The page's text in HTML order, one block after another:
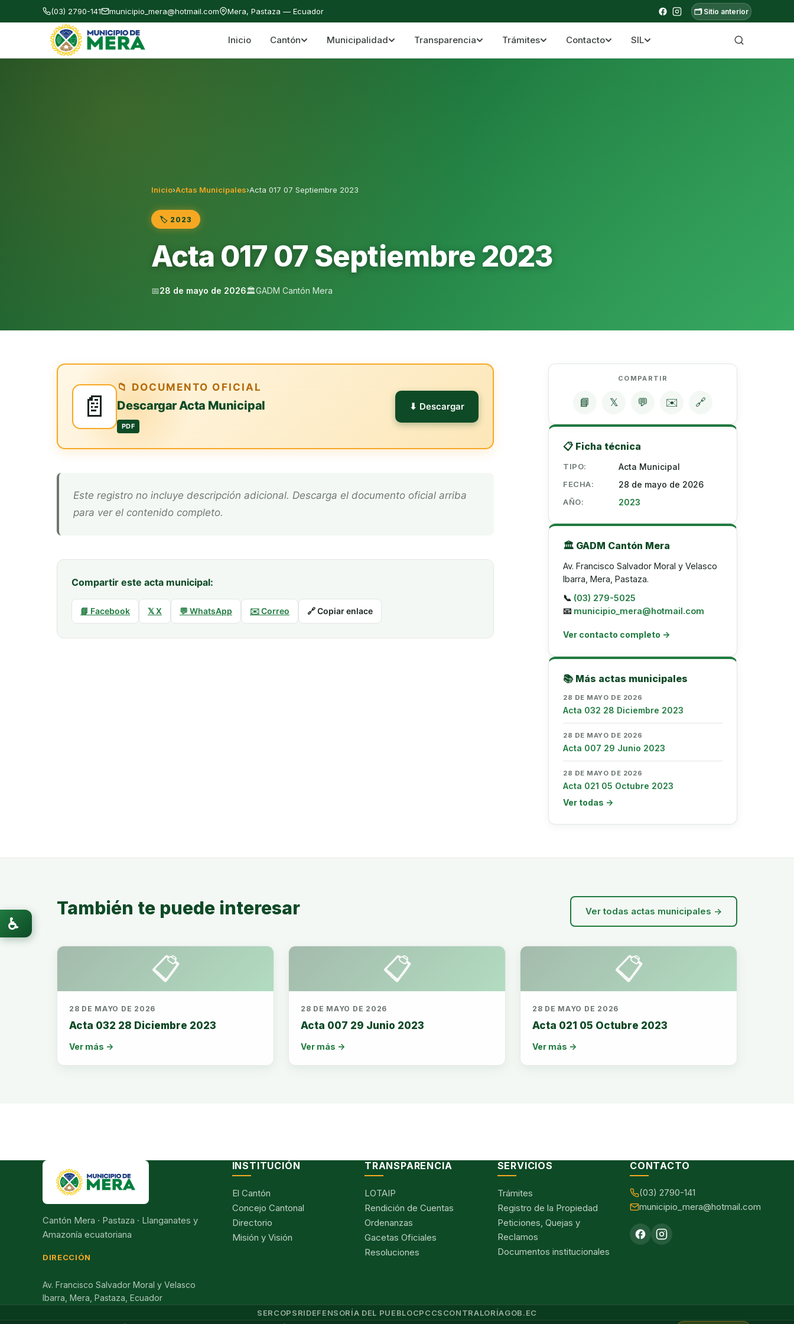
(03) 2790-141 municipio_mera@hotmail.com Mera, Pastaza — Ecuador 🗂️ Sitio anterior
Gobierno Autónomo Descentralizado Municipal del Cantón Mera Cantón Mera · Pastaza · Llanganates y Amazonía ecuatoriana
Inicio Cantón Municipalidad Transparencia Trámites Contacto SIL
Inicio›Actas Municipales›Acta 017 07 Septiembre 2023
🏷️ 2023
Acta 017 07 Septiembre 2023
📅28 de mayo de 2026🏛️GADM Cantón Mera
📄
📁 DOCUMENTO OFICIAL
Descargar Acta Municipal
PDF
⬇ Descargar
Este registro no incluye descripción adicional. Descarga el documento oficial arriba
para ver el contenido completo.
Compartir este acta municipal:
📘 Facebook 𝕏 X 💬 WhatsApp ✉️ Correo 🔗 Copiar enlace
COMPARTIR
📘 𝕏 💬 ✉️ 🔗
📋 Ficha técnica
TIPO: Acta Municipal
FECHA: 28 de mayo de 2026
AÑO: 2023
🏛️ GADM Cantón Mera
Av. Francisco Salvador Moral y Velasco
Ibarra, Mera, Pastaza.
📞 (03) 279-5025
📧 municipio_mera@hotmail.com
Ver contacto completo →
📚 Más actas municipales
28 DE MAYO DE 2026
Acta 032 28 Diciembre 2023
28 DE MAYO DE 2026
Acta 007 29 Junio 2023
28 DE MAYO DE 2026
Acta 021 05 Octubre 2023
Ver todas →
También te puede interesar Ver todas actas municipales →
📋
28 DE MAYO DE 2026
Acta 032 28 Diciembre 2023
Ver más →
📋
28 DE MAYO DE 2026
Acta 007 29 Junio 2023
Ver más →
📋
28 DE MAYO DE 2026
Acta 021 05 Octubre 2023
Ver más →
Cantón Mera · Pastaza · Llanganates y
Amazonía ecuatoriana
DIRECCIÓN
Av. Francisco Salvador Moral y Velasco
Ibarra, Mera, Pastaza, Ecuador
INSTITUCIÓN
El Cantón
Concejo Cantonal
Directorio
Misión y Visión
TRANSPARENCIA
LOTAIP
Rendición de Cuentas
Ordenanzas
Gacetas Oficiales
Resoluciones
SERVICIOS
Trámites
Registro de la Propiedad
Peticiones, Quejas y
Reclamos
Documentos institucionales
CONTACTO
(03) 2790-141
municipio_mera@hotmail.com
SERCOPSRIDEFENSORÍA DEL PUEBLOCPCCSCONTRALORÍAGOB.EC
♿